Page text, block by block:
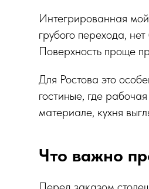
Интегрированная
грубого перехода,
Поверхность проще
Для Ростова это
гостиные, где
материале, кухня
Что важно